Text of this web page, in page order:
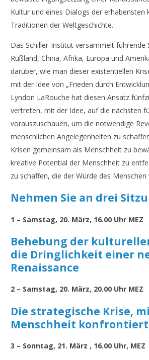
Kultur und eines Dialogs der erhabensten
Traditionen der Weltgeschichte.
Das Schiller-Institut versammelt führende
Rußland, China, Afrika, Europa und
darüber, wie man dieser existentiellen
mit der Idee von „Frieden durch
Lyndon LaRouche hat diesen Ansatz
vertreten, mit der Idee, auf die nächsten
vorauszuschauen, um die notwendige
menschlichen Angelegenheiten zu
Krisen gemeinsam als Menschheit zu
kreative Potential der Menschheit zu
zu schaffen, die der Würde des Menschen
Nehmen Sie an drei
1 – Samstag, 20. März, 16.00 Uhr MEZ
Behebung der
die Dringlichkeit einer
Renaissance
2 – Samstag, 20. März, 20.00 Uhr MEZ
Die strategische Krise,
Menschheit
3 – Sonntag, 21. März , 16.00 Uhr, MEZ